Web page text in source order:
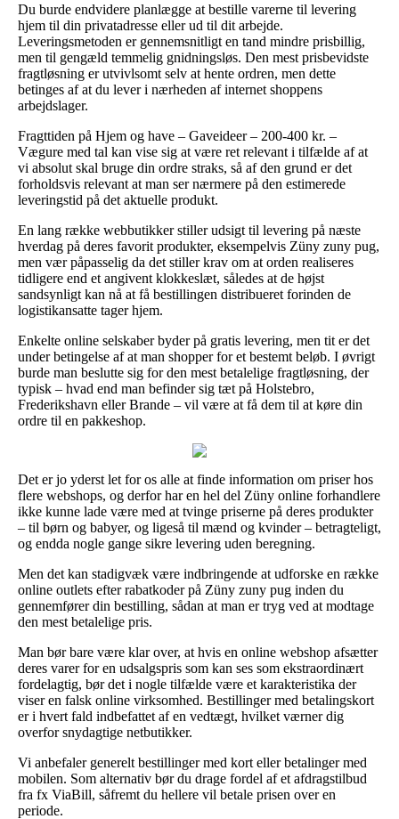
Du burde endvidere planlægge at bestille varerne til levering
hjem til din privatadresse eller ud til dit arbejde.
Leveringsmetoden er gennemsnitligt en tand mindre prisbillig,
men til gengæld temmelig gnidningsløs. Den mest prisbevidste
fragtløsning er utvivlsomt selv at hente ordren, men dette
betinges af at du lever i nærheden af internet shoppens
arbejdslager.
Fragttiden på Hjem og have – Gaveideer – 200-400 kr. –
Vægure med tal kan vise sig at være ret relevant i tilfælde af at
vi absolut skal bruge din ordre straks, så af den grund er det
forholdsvis relevant at man ser nærmere på den estimerede
leveringstid på det aktuelle produkt.
En lang række webbutikker stiller udsigt til levering på næste
hverdag på deres favorit produkter, eksempelvis Züny zuny pug,
men vær påpasselig da det stiller krav om at orden realiseres
tidligere end et angivent klokkeslæt, således at de højst
sandsynligt kan nå at få bestillingen distribueret forinden de
logistikansatte tager hjem.
Enkelte online selskaber byder på gratis levering, men tit er det
under betingelse af at man shopper for et bestemt beløb. I øvrigt
burde man beslutte sig for den mest betalelige fragtløsning, der
typisk – hvad end man befinder sig tæt på Holstebro,
Frederikshavn eller Brande – vil være at få dem til at køre din
ordre til en pakkeshop.
Det er jo yderst let for os alle at finde information om priser hos
flere webshops, og derfor har en hel del Züny online forhandlere
ikke kunne lade være med at tvinge priserne på deres produkter
– til børn og babyer, og ligeså til mænd og kvinder – betragteligt,
og endda nogle gange sikre levering uden beregning.
Men det kan stadigvæk være indbringende at udforske en række
online outlets efter rabatkoder på Züny zuny pug inden du
gennemfører din bestilling, sådan at man er tryg ved at modtage
den mest betalelige pris.
Man bør bare være klar over, at hvis en online webshop afsætter
deres varer for en udsalgspris som kan ses som ekstraordinært
fordelagtig, bør det i nogle tilfælde være et karakteristika der
viser en falsk online virksomhed. Bestillinger med betalingskort
er i hvert fald indbefattet af en vedtægt, hvilket værner dig
overfor snydagtige netbutikker.
Vi anbefaler generelt bestillinger med kort eller betalinger med
mobilen. Som alternativ bør du drage fordel af et afdragstilbud
fra fx ViaBill, såfremt du hellere vil betale prisen over en
periode.